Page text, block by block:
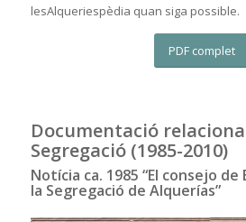
lesAlqueriespèdia quan siga possible.
PDF complet
Documentació
Segregació (1985-2010)
Notícia ca. 1985 “El consejo
la Segregació de Alquerías”